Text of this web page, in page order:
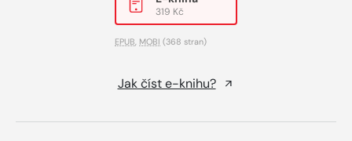
319 Kč
EPUB, MOBI (368 stran)
Jak číst e-knihu?